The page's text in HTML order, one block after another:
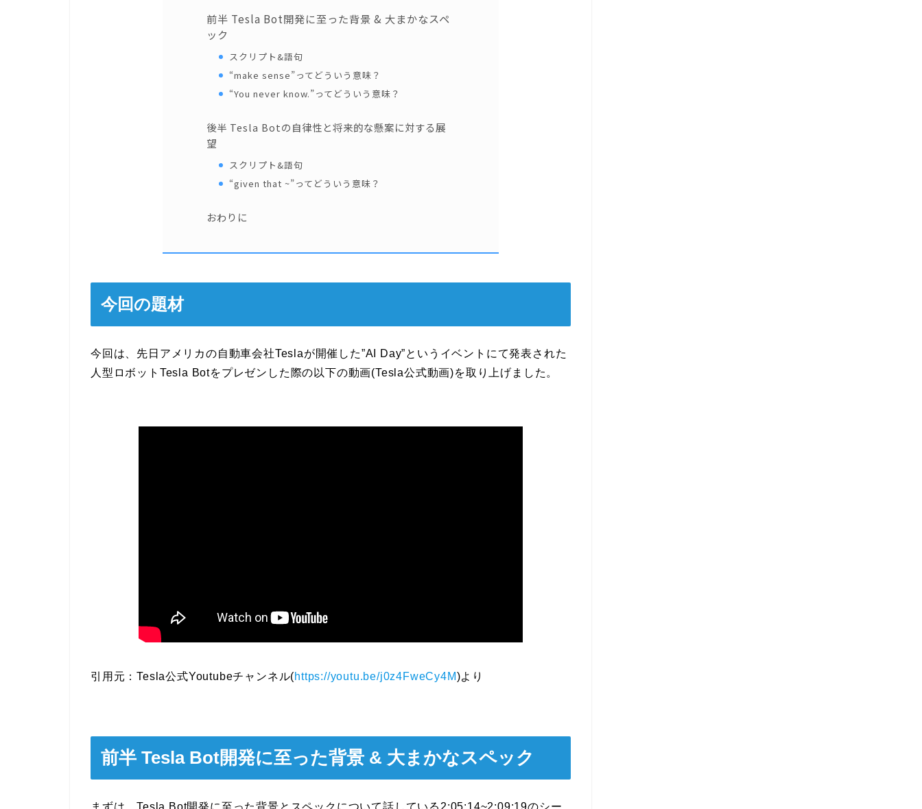
前半 Tesla Bot開発に至った背景 & 大まかなスペ
ック
スクリプト&語句
“make sense”ってどういう意味？
“You never know.”ってどういう意味？
後半 Tesla Botの自律性と将来的な懸案に対する展
望
スクリプト&語句
“given that ~”ってどういう意味？
おわりに
今回の題材
今回は、先日アメリカの自動車会社Teslaが開催した”AI Day”というイベントにて発表された
人型ロボットTesla Botをプレゼンした際の以下の動画(Tesla公式動画)を取り上げました。
引用元：Tesla公式Youtubeチャンネル(https://youtu.be/j0z4FweCy4M)より
前半 Tesla Bot開発に至った背景 & 大まかなスペック
まずは、Tesla Bot開発に至った背景とスペックについて話している2:05:14~2:09:19のシー